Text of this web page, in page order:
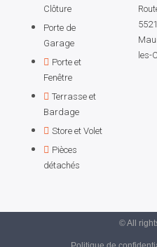
Clôture
Porte de
Garage
Porte et
Fenêtre
Terrasse et
Bardage
Store et Volet
Pièces
détachés
les-
© All